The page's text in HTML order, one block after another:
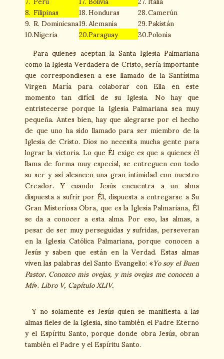
8.Filipinas 18.Honduras 28.Camerún
9.R. Dominicana19.Alemania 29.Pakistán
10.Nigeria 20.Paraguay 30.Polonia
Para quienes aceptan la Santa Iglesia Palmariana
como la Iglesia Verdadera de Cristo, sería importante
que correspondiesen a ese llamado de la Santísima
Virgen María para colaborar con Ella en este
momento tan difícil de su Iglesia. No hay que
entristecerse porque la Iglesia Palmariana sea muy
pequeña. Antes bien, hay que alegrarse por el hecho
de que uno ha sido llamado para ser miembro de la
Iglesia de Cristo. Dios no necesita mucha gente para
lograr la victoria. Lo que Él exige es que a quienes él
llama de forma muy especial, se entreguen con todo
su ser y así alcancen una gran intimidad con nuestro
Creador. Y cuando Jesús encuentra a un alma
dispuesta a sufrir por Él, dispuesta a entregarse a Su
Gran Misteriosa Obra, que es la Iglesia Palmariana, Él
se da a conocer a esta alma. Por eso, las almas, a
pesar de ser muy perseguidas y sufridas, perseveran
en la Iglesia Católica Palmariana, porque conocen a
Jesús y saben que están en la Verdad. Estas almas
viven las palabras del Santo Evangelio: «Yo soy el Buen
Pastor. Conozco mis ovejas, y mis ovejas me conocen a
Mí».Libro V, Capítulo XLIV.
Y no solamente es Jesús quien se manifiesta a las
almas fieles de la Iglesia, sino también el Padre Eterno
y el Espíritu Santo, porque donde obra Jesús, obran
también el Padre y el Espíritu Santo.